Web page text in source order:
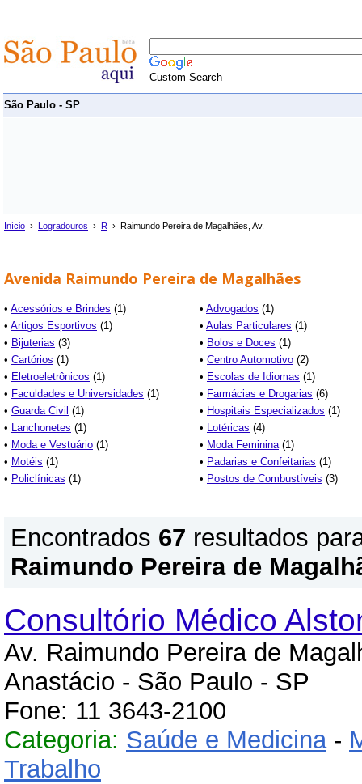
Custom Search
São Paulo - SP
Início › Logradouros › R › Raimundo Pereira de Magalhães, Av.
Avenida Raimundo Pereira de Magalhães
• Acessórios e Brindes (1) • Advogados (1)
• Artigos Esportivos (1) • Aulas Particulares (1)
• Bijuterias (3) • Bolos e Doces (1)
• Cartórios (1) • Centro Automotivo (2)
• Eletroeletrônicos (1) • Escolas de Idiomas (1)
• Faculdades e Universidades (1) • Farmácias e Drogarias (6)
• Guarda Civil (1) • Hospitais Especializados (1)
• Lanchonetes (1) • Lotéricas (4)
• Moda e Vestuário (1) • Moda Feminina(1)
• Motéis (1) • Padarias e Confeitarias (1)
• Policlínicas (1) • Postos de Combustíveis (3)
Encontrados 67 resultados
Raimundo Pereira de
Consultório Médico
Av. Raimundo Pereira de
Anastácio - São Paulo - SP
Fone: 11 3643-2100
Categoria: Saúde e Medicina-
Trabalho